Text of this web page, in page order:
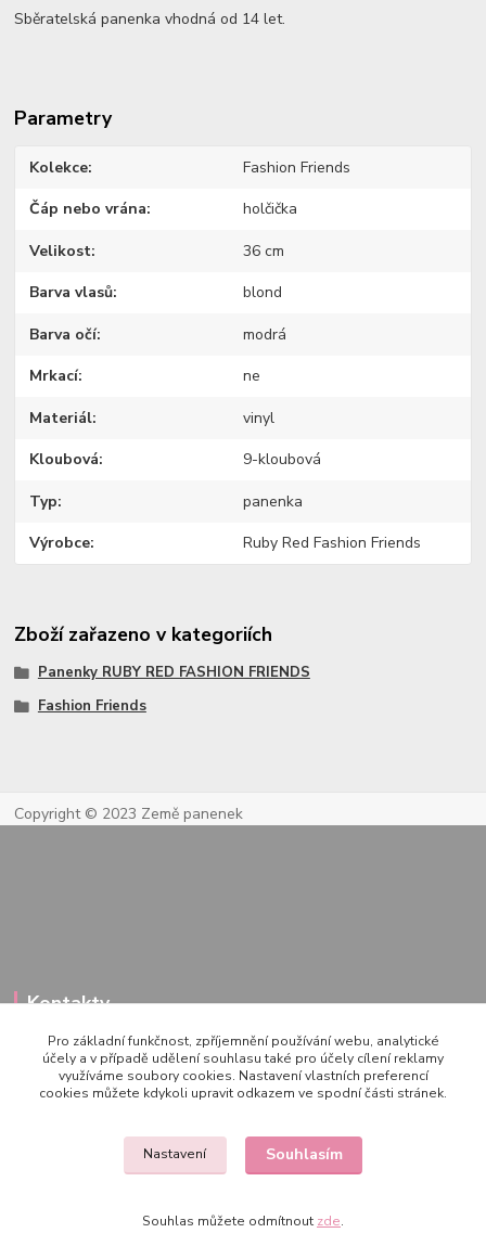
Sběratelská panenka vhodná od 14 let.
Parametry
Kolekce Fashion Friends
Čáp nebo vrána holčička
Velikost 36 cm
Barva vlasů blond
Barva očí modrá
Mrkací ne
Materiál vinyl
Kloubová 9-kloubová
Typ panenka
Výrobce Ruby Red Fashion Friends
Zboží zařazeno v kategoriích
Panenky RUBY RED FASHION FRIENDS
Fashion Friends
Copyright © 2023 Země panenek
Kontakty
722 000 724
zemepanenek@gmail.com
Pro základní funkčnost, zpříjemnění používání webu, analytické
účely a v případě udělení souhlasu také pro účely cílení reklamy
využíváme soubory cookies. Nastavení vlastních preferencí
cookies můžete kdykoli upravit odkazem ve spodní části stránek.
Nastavení Souhlasím
Souhlas můžete odmítnout zde.